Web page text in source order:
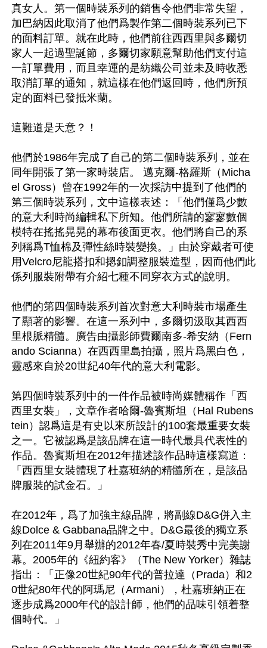
真女人。第一個時裝系列的銷售令他們非常失望，
加巴納因此取消了他們爲製作第二個時裝系列已下
的面料訂單。就在此時，他們前往西西里與多爾切
家人一起過聖誕節，多爾切家願意幫助他們支付這
一訂單費用，而且幸運的是紡織公司並未及時收悉
取消訂單的通知，就這樣在他們返回時，他們所預
定的面料已發抵米蘭。
這難道是天意？！
他們於1986年完成了自己的第二個時裝系列，並在
同年開張了第一家時裝店。 邁克爾-格羅斯（Micha
el Gross）曾在1992年的一次採訪中提到了他們的
第三個時裝系列，文中這樣表述：「他們僅爲少數
的意大利時尚編輯私下所知。他們所請的寥寥數個
模特在搖搖晃晃的幕布後面更衣。他們將自己的系
列稱爲T恤棉及彈性絲時裝變換。」由於穿戴者可使
用Velcro尼龍搭扣和摁釦調整服裝造型，因而他們此
係列服裝附帶有介紹七種不同穿衣方式的說明。
他們的第四個時裝系列首次對意大利時裝市場產生
了顯著的影響。在這一系列中，多爾切汲取其西西
里根脈精髓。廣告由攝影師費爾南多-希安納（Fern
ando Scianna）在西西里島拍攝，照片爲黑白色，
靈感來自於20世紀40年代的意大利電影。
第四個時裝系列中的一件作品被時尚媒體稱作「西
西里女裝」，文章作者哈爾-魯賓斯坦（Hal Rubens
tein）認爲這是有史以來所設計的100套最重要女裝
之一。它被認爲是該品牌在這一時代最具代表性的
作品。魯賓斯坦在2012年描述該作品時這樣寫道：
「西西里女裝體現了杜嘉班納的精髓所在，是該品
牌服裝的試金石。」
在2012年，爲了加強主線品牌，將副線D&G併入主
線Dolce & Gabbana品牌之中。D&G最後的獨立系
列在2011年9月舉辦的2012年春/夏時裝秀中完美謝
幕。2005年的《紐約客》（The New Yorker）雜誌
指出：「正像20世紀90年代的普拉達（Prada）和2
0世紀80年代的阿瑪尼（Armani），杜嘉班納正在
逐步成爲2000年代的設計師，他們的品味引領着整
個時代。」